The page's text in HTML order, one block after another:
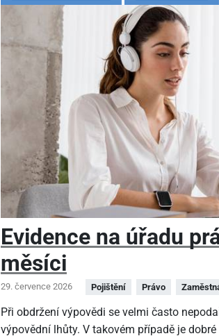
Evidence na úřadu
měsíci
29. července 2026 Pojištění Právo
Při obdržení výpovědi se velmi často
výpovědní lhůty. V takovém případě je